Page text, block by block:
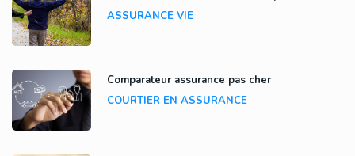
ASSURANCE VIE
Comparateur assurance pas cher
COURTIER EN ASSURANCE